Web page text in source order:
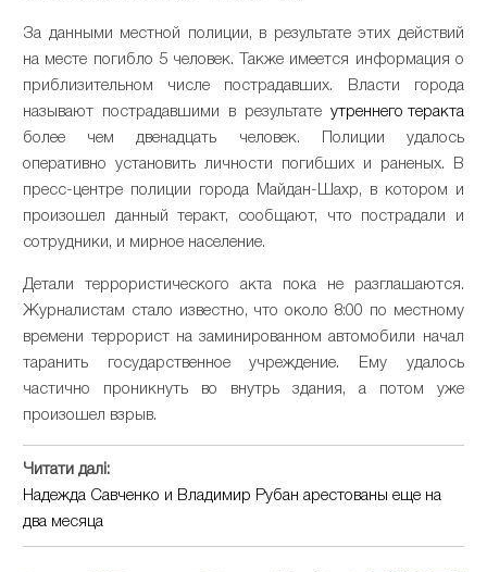
За данными местной полиции, в результате этих действий
на месте погибло 5 человек. Также имеется информация о
приблизительном числе пострадавших. Власти города
называют пострадавшими в результате утреннего теракта
более чем двенадцать человек. Полиции удалось
оперативно установить личности погибших и раненых. В
пресс-центре полиции города Майдан-Шахр, в котором и
произошел данный теракт, сообщают, что пострадали и
сотрудники, и мирное население.
Детали террористического акта пока не разглашаются.
Журналистам стало известно, что около 8:00 по местному
времени террорист на заминированном автомобили начал
таранить государственное учреждение. Ему удалось
частично проникнуть во внутрь здания, а потом уже
произошел взрыв.
Читати далі:
Надежда Савченко и Владимир Рубан арестованы еще на
два месяца